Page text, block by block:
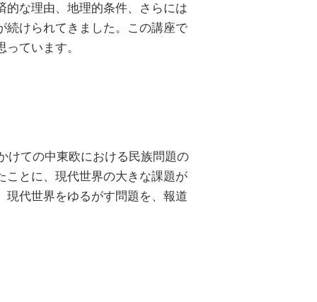
的な理由、地理的条件、さらには
続けられてきました。この講座で
ています。
けての中東欧における民族問題の
ことに、現代世界の大きな課題が
現代世界をゆるがす問題を、報道